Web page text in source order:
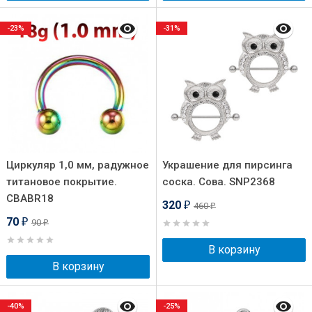
Циркуляр 1,0 мм, радужное
титановое покрытие.
CBABR18
70 ₽ 90₽
В корзину
-23%
Украшение для пирсинга
соска. Сова. SNP2368
320 ₽ 460₽
В корзину
-31%
-40% -25%